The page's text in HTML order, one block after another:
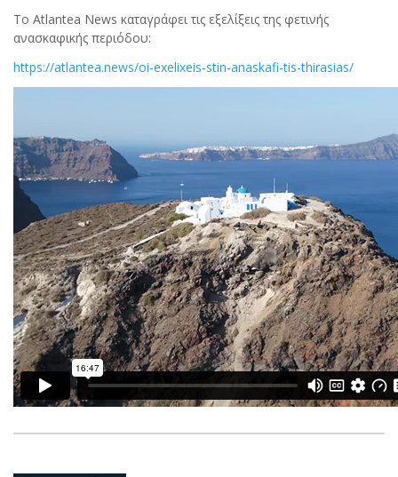
Το Atlantea News καταγράφει τις εξελίξεις της φετινής
ανασκαφικής περιόδου:
https://atlantea.news/oi-exelixeis-stin-anaskafi-tis-thirasias/